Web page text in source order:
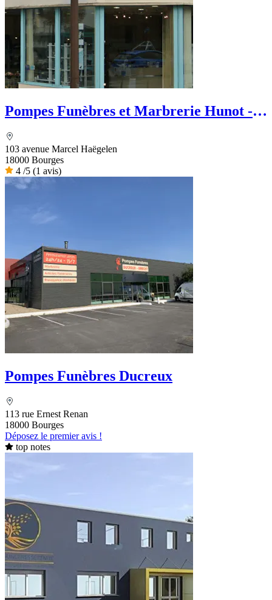
Pompes Funèbres et Marbrerie Hunot -
103 avenue Marcel Haëgelen
18000 Bourges
4 /5 (1 avis)
Pompes Funèbres Ducreux
113 rue Ernest Renan
18000 Bourges
Déposez le premier avis !
top notes